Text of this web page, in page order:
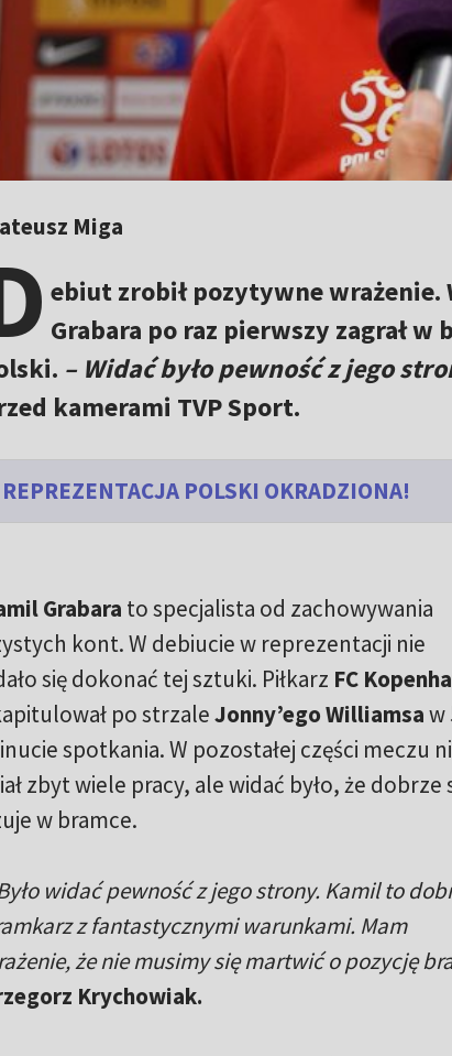
Miga
ebiut zrobił pozytywne wrażenie.
Grabara po raz pierwszy zagrał
– Widać było pewność z jego
kamerami TVP Sport.
REPREZENTACJA POLSKI OKRADZIONA!
Grabara to specjalista od zachowywania
kont. W debiucie w reprezentacji nie
się dokonać tej sztuki. Piłkarz FC
po strzaleJonny’ego Williamsaw
spotkania. W pozostałej części meczu
zbyt wiele pracy, ale widać było, że dobrze
w bramce.
widać pewność z jego strony. Kamil to
z fantastycznymi warunkami. Mam
że nie musimy się martwić o pozycję
Krychowiak.